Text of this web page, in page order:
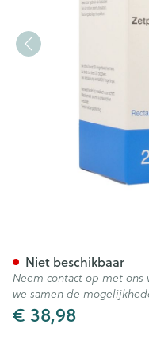
€ 38,98
Niet beschikbaar
Neem contact op met
we samen de